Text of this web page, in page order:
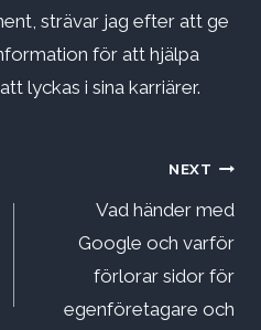
strävar jag efter att ge
för att hjälpa
lyckas i sina karriärer.
NEXT
Vad händer med
Google och varför
förlorar sidor för
egenföretagare och